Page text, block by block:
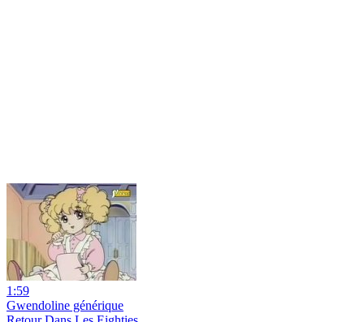
1:59
Gwendoline générique